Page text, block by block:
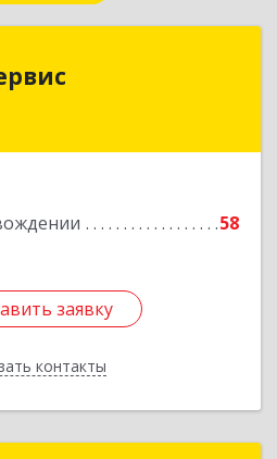
58
заявку
контакты
край, Минеральные
заявку
Назад